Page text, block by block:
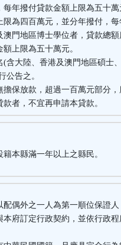
年撥付貸款金額上限為五十萬
為四百萬元，並分年撥付，
門地區博士學位者，貸款總
上限為五十萬元。
含大陸、香港及澳門地區碩士
公告之。
保放款，超過一百萬元部分
者，不宜再申請本貸款。
本縣滿一年以上之縣民。
偶外之一人為第一順位保證
府訂定行政契約，並依行政